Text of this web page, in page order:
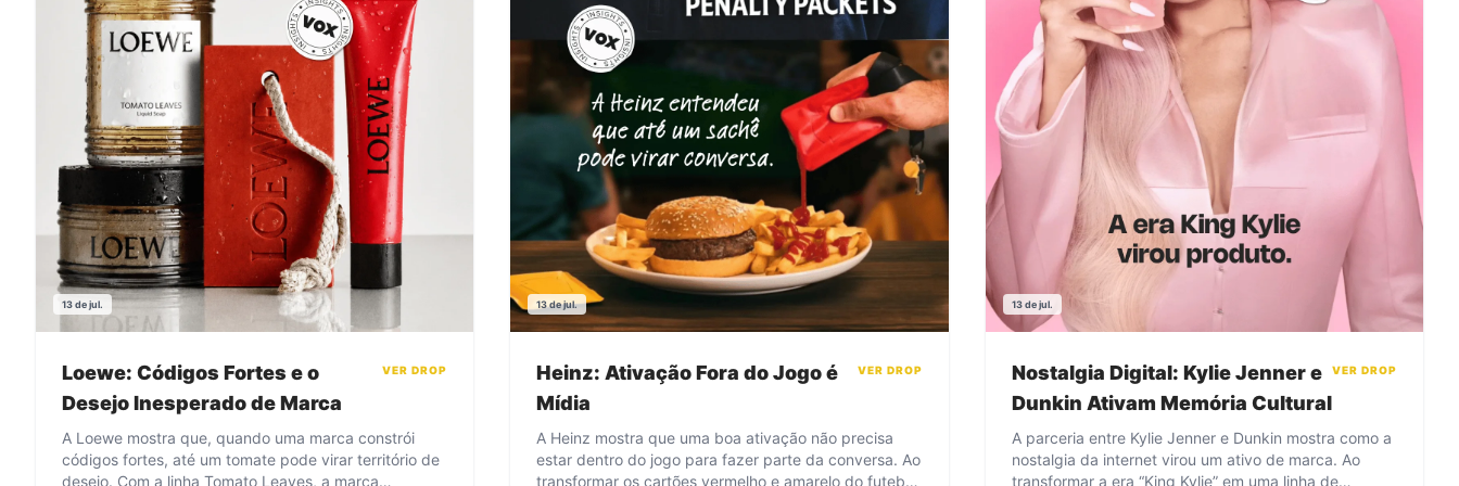
13 de jul.
Loewe: Códigos Fortes e o
Desejo Inesperado de Marca
VER DROP
A Loewe mostra que, quando uma marca constrói
códigos fortes, até um tomate pode virar território de
desejo. Com a linha Tomato Leaves, a marca
13 de jul.
Heinz: Ativação Fora do Jogo é
Mídia
VER DROP
A Heinz mostra que uma boa ativação não precisa
estar dentro do jogo para fazer parte da conversa. Ao
transformar os cartões vermelho e amarelo do futebol
13 de jul.
Nostalgia Digital: Kylie Jenner e
Dunkin Ativam Memória Cultural
VER DROP
A parceria entre Kylie Jenner e Dunkin mostra como a
nostalgia da internet virou um ativo de marca. Ao
transformar a era “King Kylie” em uma linha de